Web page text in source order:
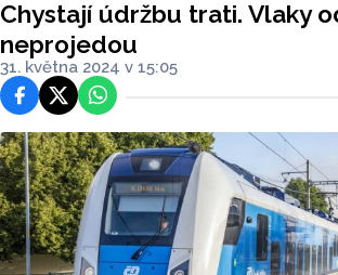
Chystají údržbu trati. Vlaky
neprojedou
31. května 2024 v 15:05
FacebookPlatforma X
WhatsApp